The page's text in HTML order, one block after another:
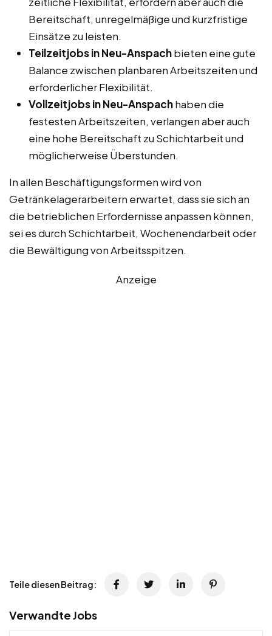
Bereitschaft, unregelmäßige und kurzfristige
Einsätze zu leisten.
Teilzeitjobs in Neu-Anspachbieten eine gute
Balance zwischen planbaren Arbeitszeiten und
erforderlicher Flexibilität.
Vollzeitjobs in Neu-Anspachhaben die
festesten Arbeitszeiten, verlangen aber auch
eine hohe Bereitschaft zu Schichtarbeit und
möglicherweise Überstunden.
In allen Beschäftigungsformen wird von
Getränkelagerarbeitern erwartet, dass sie sich an
die betrieblichen Erfordernisse anpassen können,
sei es durch Schichtarbeit, Wochenendarbeit oder
die Bewältigung von Arbeitsspitzen.
Anzeige
Teile diesen Beitrag:
Verwandte Jobs